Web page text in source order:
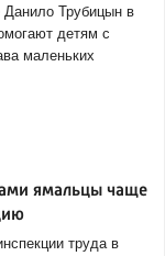
Трубицын в
детям с
маленьких
ямальцы чаще
труда в